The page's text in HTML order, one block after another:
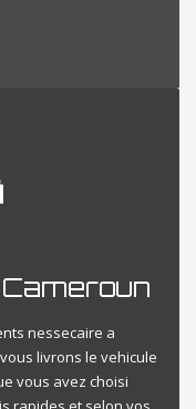
nessecaire a
livrons le vehicule
vous avez choisi